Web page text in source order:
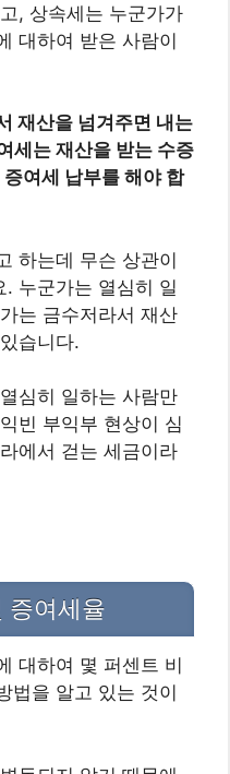
, 상속세는 누군가가
대하여 받은 사람이
재산을 넘겨주면 내는
세는 재산을 받는 수증
여세 납부를 해야 합
하는데 무슨 상관이
누군가는 열심히 일
는 금수저라서 재산
습니다.
심히 일하는 사람만
빈 부익부 현상이 심
에서 걷는 세금이라
증여세율
대하여 몇 퍼센트 비
법을 알고 있는 것이